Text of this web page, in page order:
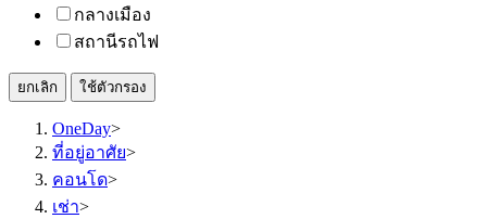
กลางเมือง
สถานีรถไฟ
ยกเลิก ใช้ตัวกรอง
OneDay>
ที่อยู่อาศัย>
คอนโด>
เช่า>